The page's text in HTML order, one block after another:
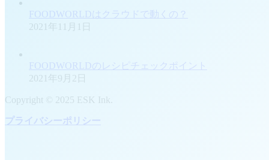
FOODWORLDはクラウドで動くの？
2021年11月1日
FOODWORLDのレシピチェックポイント
2021年9月2日
Copyright © 2025 ESK Ink.
プライバシーポリシー